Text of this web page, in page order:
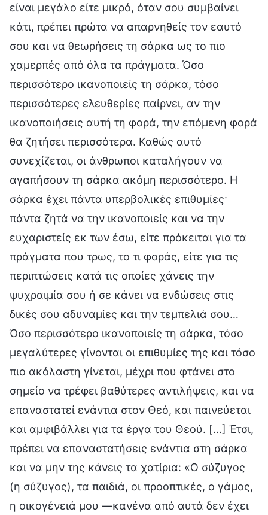
είναι μεγάλο είτε μικρό, όταν σου συμβαίνει
κάτι, πρέπει πρώτα να απαρνηθείς τον εαυτό
σου και να θεωρήσεις τη σάρκα ως το πιο
χαμερπές από όλα τα πράγματα. Όσο
περισσότερο ικανοποιείς τη σάρκα, τόσο
περισσότερες ελευθερίες παίρνει, αν την
ικανοποιήσεις αυτή τη φορά, την επόμενη φορά
θα ζητήσει περισσότερα. Καθώς αυτό
συνεχίζεται, οι άνθρωποι καταλήγουν να
αγαπήσουν τη σάρκα ακόμη περισσότερο. Η
σάρκα έχει πάντα υπερβολικές επιθυμίες·
πάντα ζητά να την ικανοποιείς και να την
ευχαριστείς εκ των έσω, είτε πρόκειται για τα
πράγματα που τρως, το τι φοράς, είτε για τις
περιπτώσεις κατά τις οποίες χάνεις την
ψυχραιμία σου ή σε κάνει να ενδώσεις στις
δικές σου αδυναμίες και την τεμπελιά σου…
Όσο περισσότερο ικανοποιείς τη σάρκα, τόσο
μεγαλύτερες γίνονται οι επιθυμίες της και τόσο
πιο ακόλαστη γίνεται, μέχρι που φτάνει στο
σημείο να τρέφει βαθύτερες αντιλήψεις, και να
επαναστατεί ενάντια στον Θεό, και παινεύεται
και αμφιβάλλει για τα έργα του Θεού. […] Έτσι,
πρέπει να επαναστατήσεις ενάντια στη σάρκα
και να μην της κάνεις τα χατίρια: «Ο σύζυγος
(η σύζυγος), τα παιδιά, οι προοπτικές, ο γάμος,
η οικογένειά μου —κανένα από αυτά δεν έχει